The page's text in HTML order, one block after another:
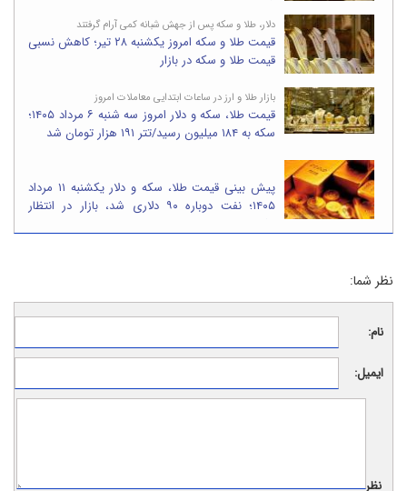
دلار، طلا و سکه پس از جهش شبانه کمی آرام گرفتند
قیمت طلا و سکه امروز یکشنبه ۲۸ تیر؛ کاهش نسبی
قیمت طلا و سکه در بازار
بازار طلا و ارز در ساعات ابتدایی معاملات امروز
قیمت طلا، سکه و دلار امروز سه شنبه ۶ مرداد ۱۴۰۵؛
سکه به ۱۸۴ میلیون رسید/تتر ۱۹۱ هزار تومان شد
پیش بینی قیمت طلا، سکه و دلار یکشنبه ۱۱ مرداد
۱۴۰۵؛ نفت دوباره ۹۰ دلاری شد، بازار در انتظار
نظر شما:
نام:
ایمیل:
نظر: